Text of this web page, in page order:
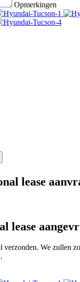
Opmerkingen
lease
lease
verzonden. We zullen